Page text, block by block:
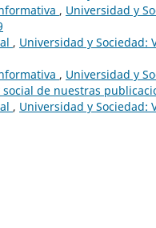
, Universidad y
, Universidad y Sociedad:
, Universidad y
de nuestras
, Universidad y Sociedad: